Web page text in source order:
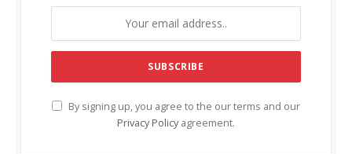
By signing up, you agree to the our terms and our
Privacy Policy agreement.